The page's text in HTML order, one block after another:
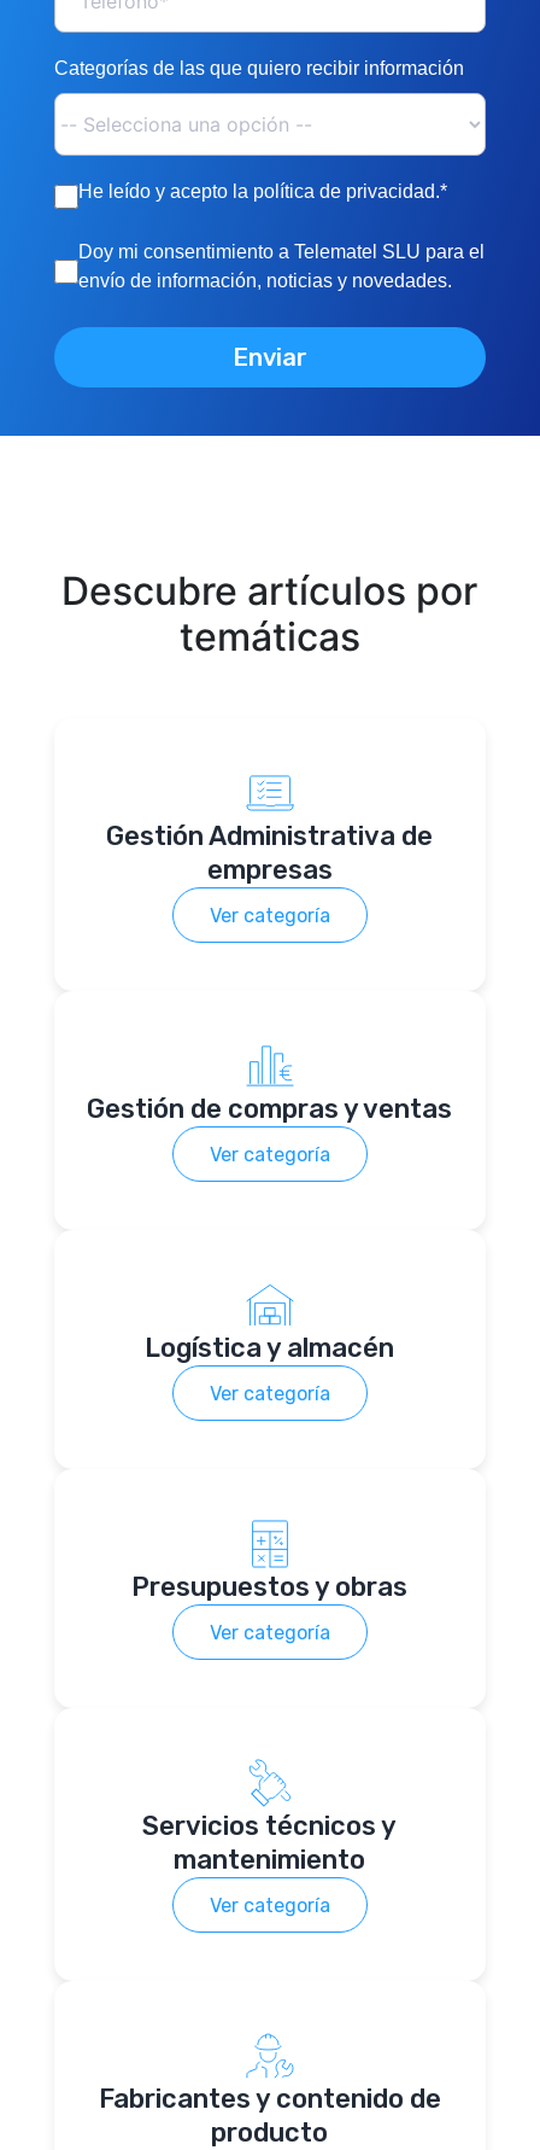
Categorías de las que quiero recibir información
He leído y acepto la política de privacidad.*
Doy mi consentimiento a Telematel SLU para el
envío de información, noticias y novedades.
Descubre artículos por
temáticas
Gestión Administrativa de
empresas
Ver categoría
Gestión de compras y ventas
Ver categoría
Logística y almacén
Ver categoría
Presupuestos y obras
Ver categoría
Servicios técnicos y
mantenimiento
Ver categoría
Fabricantes y contenido de
producto